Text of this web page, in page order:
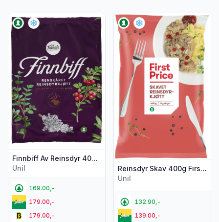
Finnbiff Av Reinsdyr 400g Folkets
Unil
169.00,-
179.00,-
179.00,-
Vis flere detaljer for produktet "Finnbiff Av Reinsdyr 400g
Reinsdyr Skav 400g First Price
Unil
132.90,-
139.00,-
Vis flere detaljer for